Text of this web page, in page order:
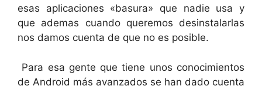
esas aplicaciones «basura» que nadie usa y
que ademas cuando queremos desinstalarlas
nos damos cuenta de que no es posible.
Para esa gente que tiene unos conocimientos
de Android más avanzados se han dado cuenta